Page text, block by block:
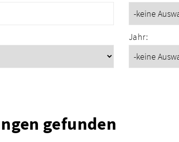
Jahr:
gefunden